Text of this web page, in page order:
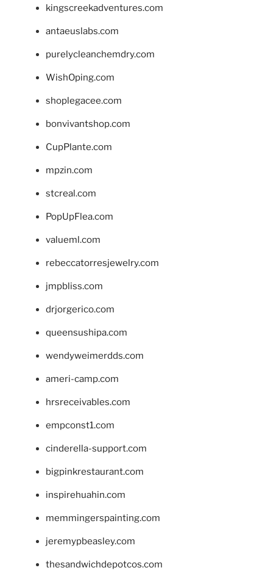
kingscreekadventures.com
antaeuslabs.com
purelycleanchemdry.com
WishOping.com
shoplegacee.com
bonvivantshop.com
CupPlante.com
mpzin.com
stcreal.com
PopUpFlea.com
valueml.com
rebeccatorresjewelry.com
jmpbliss.com
drjorgerico.com
queensushipa.com
wendyweimerdds.com
ameri-camp.com
hrsreceivables.com
empconst1.com
cinderella-support.com
bigpinkrestaurant.com
inspirehuahin.com
memmingerspainting.com
jeremypbeasley.com
thesandwichdepotcos.com